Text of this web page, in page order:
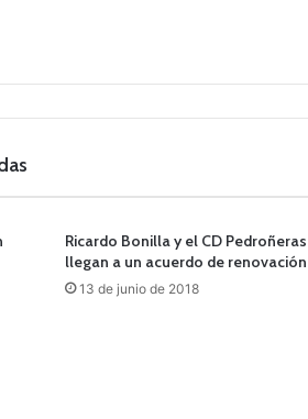
Ricardo Bonilla y el CD Pedroñeras
llegan a un acuerdo de renovación
13 de junio de 2018